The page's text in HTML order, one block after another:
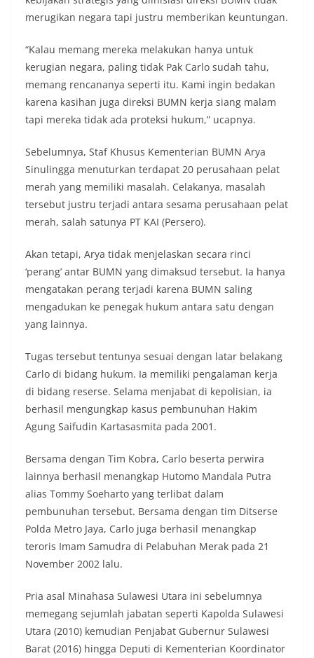
merugikan negara tapi justru memberikan keuntungan.
“Kalau memang mereka melakukan hanya untuk
kerugian negara, paling tidak Pak Carlo sudah tahu,
memang rencananya seperti itu. Kami ingin bedakan
karena kasihan juga direksi BUMN kerja siang malam
tapi mereka tidak ada proteksi hukum,” ucapnya.
Sebelumnya, Staf Khusus Kementerian BUMN Arya
Sinulingga menuturkan terdapat 20 perusahaan pelat
merah yang memiliki masalah. Celakanya, masalah
tersebut justru terjadi antara sesama perusahaan pelat
merah, salah satunya PT KAI (Persero).
Akan tetapi, Arya tidak menjelaskan secara rinci
‘perang’ antar BUMN yang dimaksud tersebut. Ia hanya
mengatakan perang terjadi karena BUMN saling
mengadukan ke penegak hukum antara satu dengan
yang lainnya.
Tugas tersebut tentunya sesuai dengan latar belakang
Carlo di bidang hukum. Ia memiliki pengalaman kerja
di bidang reserse. Selama menjabat di kepolisian, ia
berhasil mengungkap kasus pembunuhan Hakim
Agung Saifudin Kartasasmita pada 2001.
Bersama dengan Tim Kobra, Carlo beserta perwira
lainnya berhasil menangkap Hutomo Mandala Putra
alias Tommy Soeharto yang terlibat dalam
pembunuhan tersebut. Bersama dengan tim Ditserse
Polda Metro Jaya, Carlo juga berhasil menangkap
teroris Imam Samudra di Pelabuhan Merak pada 21
November 2002 lalu.
Pria asal Minahasa Sulawesi Utara ini sebelumnya
memegang sejumlah jabatan seperti Kapolda Sulawesi
Utara (2010) kemudian Penjabat Gubernur Sulawesi
Barat (2016) hingga Deputi di Kementerian Koordinator